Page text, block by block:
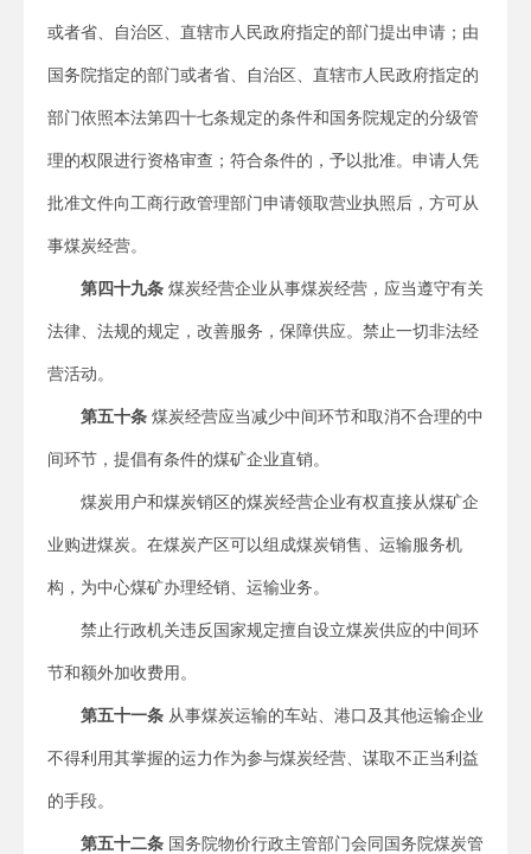
或者省、自治区、直辖市人民政府指定的部门提出申请；由
国务院指定的部门或者省、自治区、直辖市人民政府指定的
部门依照本法第四十七条规定的条件和国务院规定的分级管
理的权限进行资格审查；符合条件的，予以批准。申请人凭
批准文件向工商行政管理部门申请领取营业执照后，方可从
事煤炭经营。
第四十九条 煤炭经营企业从事煤炭经营，应当遵守有关
法律、法规的规定，改善服务，保障供应。禁止一切非法经
营活动。
第五十条 煤炭经营应当减少中间环节和取消不合理的中
间环节，提倡有条件的煤矿企业直销。
煤炭用户和煤炭销区的煤炭经营企业有权直接从煤矿企
业购进煤炭。在煤炭产区可以组成煤炭销售、运输服务机
构，为中心煤矿办理经销、运输业务。
禁止行政机关违反国家规定擅自设立煤炭供应的中间环
节和额外加收费用。
第五十一条 从事煤炭运输的车站、港口及其他运输企业
不得利用其掌握的运力作为参与煤炭经营、谋取不正当利益
的手段。
第五十二条 国务院物价行政主管部门会同国务院煤炭管